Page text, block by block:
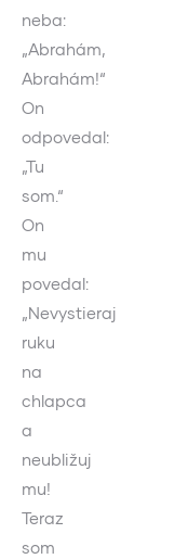
neba:
„Abrahám,
Abrahám!“
On
odpovedal:
„Tu
som.“
On
mu
povedal:
„Nevystieraj
ruku
na
chlapca
a
neubližuj
mu!
Teraz
som